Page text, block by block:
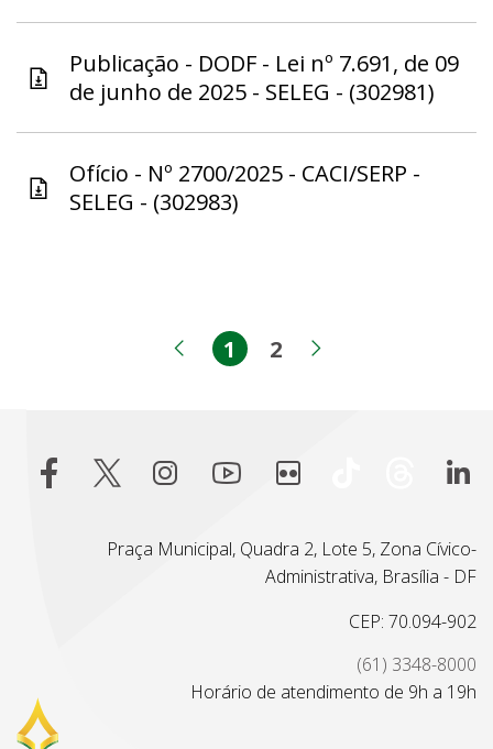
Publicação - DODF - Lei nº 7.691, de 09
de junho de 2025 - SELEG - (302981)
Ofício - Nº 2700/2025 - CACI/SERP -
SELEG - (302983)
Página anterior
Página
1 Página
2
Praça Municipal, Quadra 2, Lote 5, Zona Cívico-
Administrativa, Brasília - DF
CEP: 70.094-902
(61) 3348-8000
Horário de atendimento de 9h a 19h